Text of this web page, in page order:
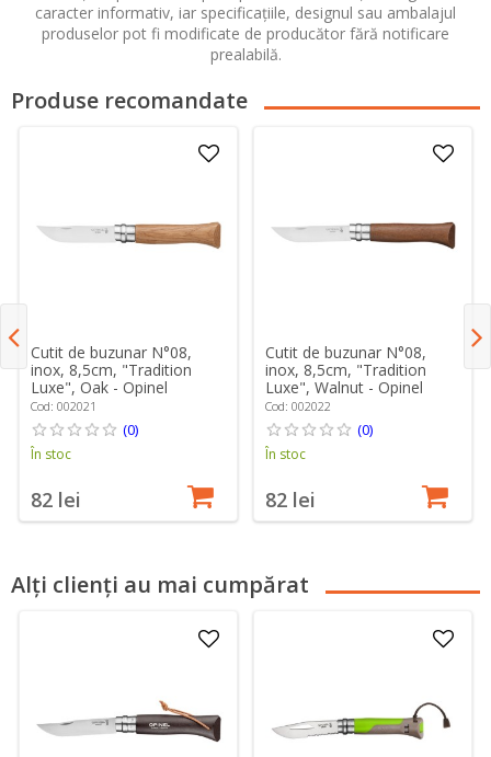
caracter informativ, iar specificațiile, designul sau ambalajul
produselor pot fi modificate de producător fără notificare
prealabilă.
Produse recomandate
Cutit de buzunar N°08,
inox, 8,5cm, "Tradition
Luxe", Oak - Opinel
Cod: 002021
(0)
În stoc
82 lei
Cutit de buzunar N°08,
inox, 8,5cm, "Tradition
Luxe", Walnut - Opinel
Cod: 002022
(0)
În stoc
82 lei
Alți clienți au mai cumpărat